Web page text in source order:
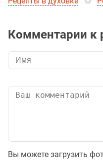
Комментарии к
Вы можете загрузить